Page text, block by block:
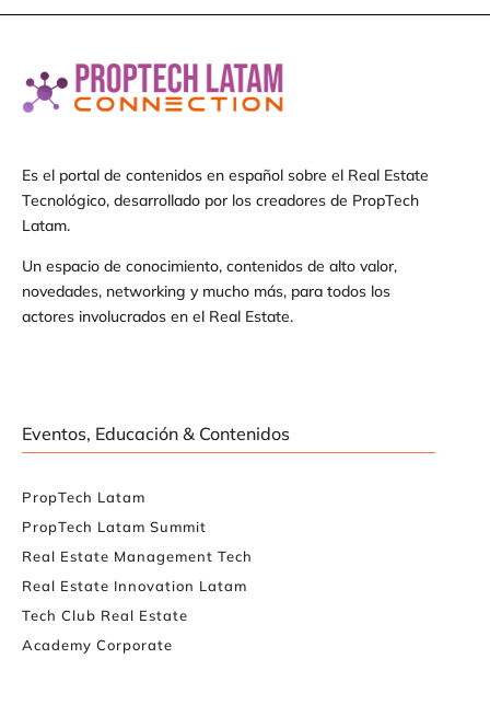
Es el portal de contenidos en español sobre el Real Estate
Tecnológico, desarrollado por los creadores de PropTech
Latam.
Un espacio de conocimiento, contenidos de alto valor,
novedades, networking y mucho más, para todos los
actores involucrados en el Real Estate.
Eventos, Educación & Contenidos
PropTech Latam
PropTech Latam Summit
Real Estate Management Tech
Real Estate Innovation Latam
Tech Club Real Estate
Academy Corporate